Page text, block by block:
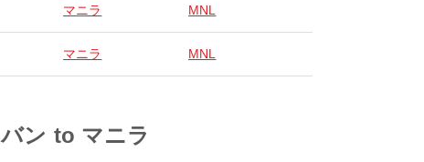
マニラ MNL
マニラ MNL
ン to マニラ